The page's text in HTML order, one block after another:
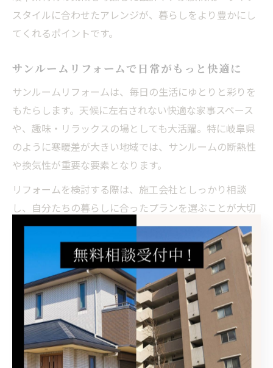
スタイルに合わせたアレンジが、暮らしをより豊かにし
てくれるポイントです。
サンルームリフォームで日常がもっと快適に
サンルームリフォームは、毎日の生活にゆとりと彩りを
もたらします。天候に左右されない快適な家事スペース
や、趣味・リラックスの場としても大活躍。特に岐阜県
のように寒暖差が大きい地域では、サンルームの断熱性
や換気性が重要な要素となります。
リフォームを検討する際は、施工会社としっかり相談
し、自分たちの暮らしに合ったプランを選ぶことが大切
です。施工事例を確認したり、実際にサンルームを利用
している方の声を参考にすることで、失敗のリスクを減
住まいの一部としてサンルームを上手に取り入れること
で、家族全員が快適に過ごせる空間が生まれます。リフ
ォームによるサンルームの導入で、日常に新しい楽しみ
や利便性を実感してみてください。